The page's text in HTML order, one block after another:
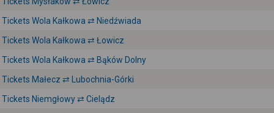
Tickets Wola Kałkowa ⇄ Niedźwiada
Tickets Wola Kałkowa ⇄ Łowicz
Tickets Wola Kałkowa ⇄ Bąków Dolny
Tickets Małecz ⇄ Lubochnia-Górki
Tickets Niemgłowy ⇄ Cielądz